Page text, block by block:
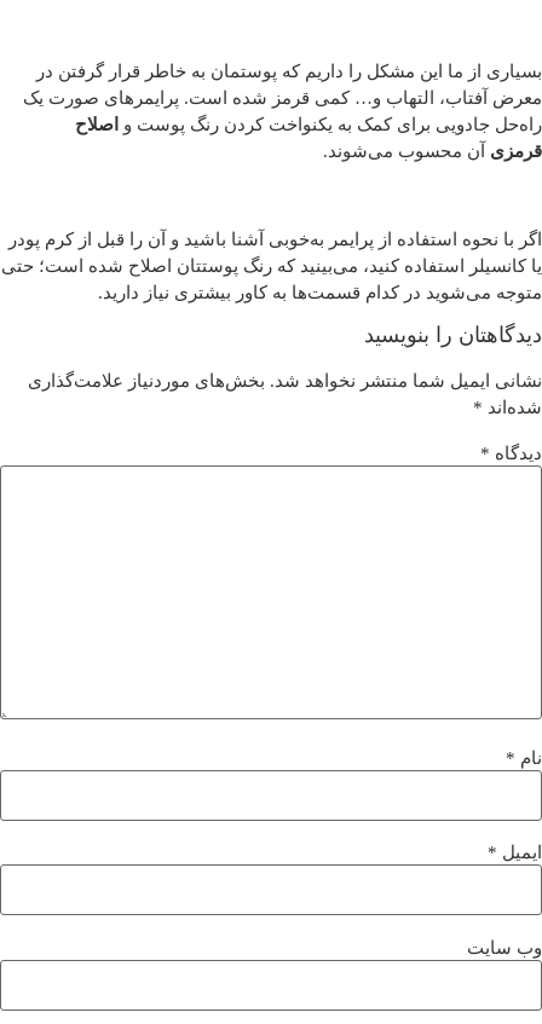
بسیاری از ما این مشکل را داریم که پوستمان به خاطر قرار گرفتن در
معرض آفتاب، التهاب و… کمی قرمز شده است. پرایمرهای صورت یک
راه‌حل جادویی برای کمک به یکنواخت کردن رنگ پوست و اصلاح
قرمزی آن محسوب می‌شوند.
اگر با نحوه استفاده از پرایمر به‌خوبی آشنا باشید و آن را قبل از کرم پودر
یا کانسیلر استفاده کنید، می‌بینید که رنگ پوستتان اصلاح شده است؛ حتی
متوجه می‌شوید در کدام قسمت‌ها به کاور بیشتری نیاز دارید.
دیدگاهتان را بنویسید
نشانی ایمیل شما منتشر نخواهد شد. بخش‌های موردنیاز علامت‌گذاری
شده‌اند *
دیدگاه *
نام *
ایمیل *
وب‌ سایت